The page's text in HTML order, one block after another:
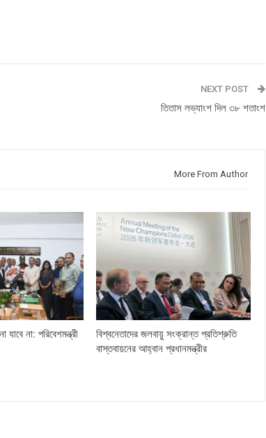
NEXT POST
তিতাস লভ্যাংশ দিল ৩৮ শতাংশ
More From Author
না: পরিবেশমন্ত্রী
বিশ্বনেতাদের জলবায়ু সংক্রান্ত প্রতিশ্রুতি
বাস্তবায়নের আহ্বান প্রধানমন্ত্রীর